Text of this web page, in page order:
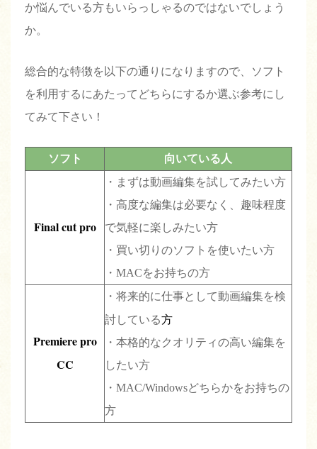
か悩んでいる方もいらっしゃるのではないでしょう
か。
総合的な特徴を以下の通りになりますので、ソフト
を利用するにあたってどちらにするか選ぶ参考にし
てみて下さい！
ソフト 向いている人
Final cut pro
・まずは動画編集を試してみたい方
・高度な編集は必要なく、趣味程度
で気軽に楽しみたい方
・買い切りのソフトを使いたい方
・MACをお持ちの方
Premiere pro
CC
・将来的に仕事として動画編集を検
討している方
・本格的なクオリティの高い編集を
したい方
・MAC/Windowsどちらかをお持ちの
方